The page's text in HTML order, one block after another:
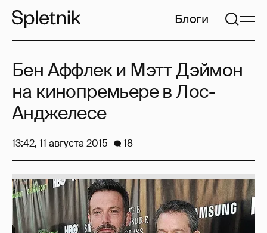
Блоги
Бен Аффлек и Мэтт Дэймон
на кинопремьере в Лос-
Анджелесе
13:42, 11 августа 2015 18